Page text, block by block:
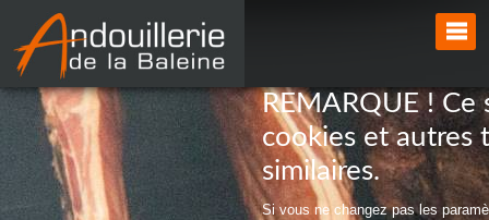
REMARQUE ! Ce
cookies et autres
similaires.
Si vous ne changez pas les